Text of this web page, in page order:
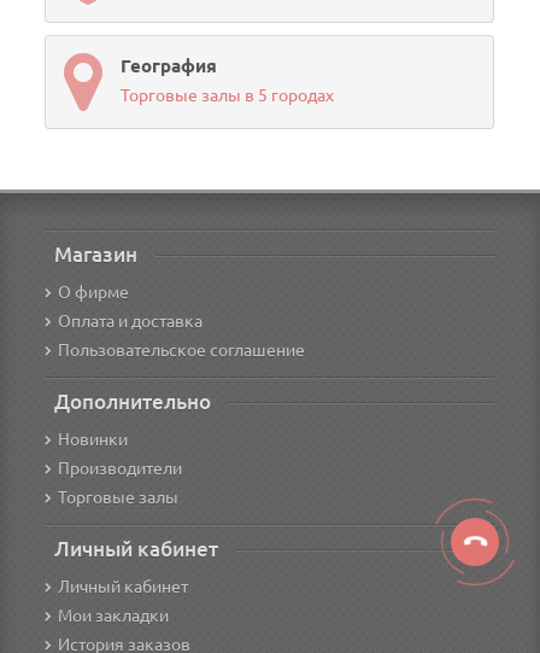
География
Торговые залы в 5 городах
Магазин
О фирме
Оплата и доставка
Пользовательское соглашение
Дополнительно
Новинки
Производители
Торговые залы
Личный кабинет
Личный кабинет
Мои закладки
История заказов